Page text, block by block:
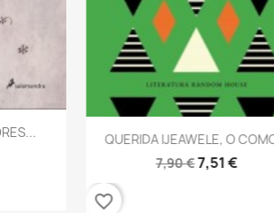
Vista rápida
QUERIDA IJEAWELE, O
7,90 €7,51 €
favorite_border